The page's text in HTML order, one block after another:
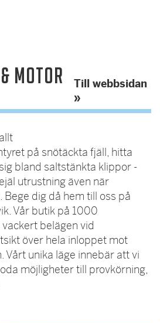
Motor
Till webbsidan
»
på snötäckta fjäll, hitta
bland saltstänkta klippor -
utrustning även när
dig då hem till oss på
Vår butik på 1000
belägen vid
över hela inloppet mot
Vårt unika läge innebär att vi
möjligheter till provkörning,